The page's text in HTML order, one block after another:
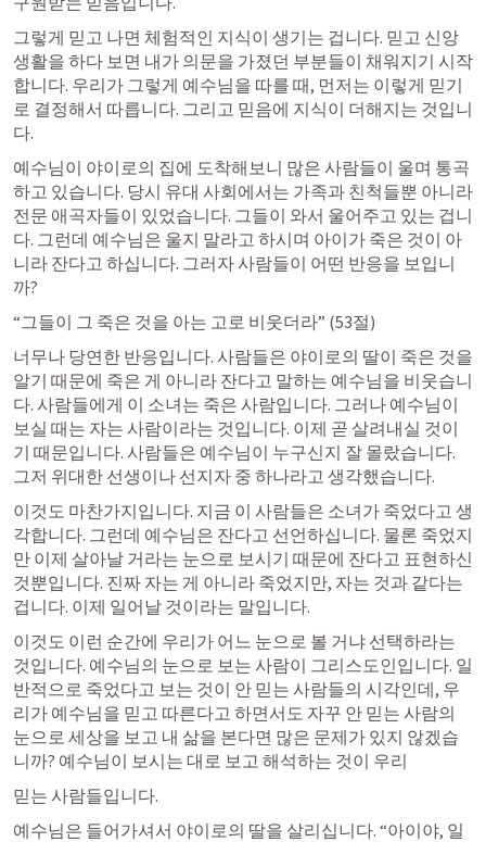
그렇게 믿고 나면 체험적인 지식이 생기는 겁니다. 믿고 신앙
생활을 하다 보면 내가 의문을 가졌던 부분들이 채워지기 시작
합니다. 우리가 그렇게 예수님을 따를 때, 먼저는 이렇게 믿기
로 결정해서 따릅니다. 그리고 믿음에 지식이 더해지는 것입니
다.
예수님이 야이로의 집에 도착해보니 많은 사람들이 울며 통곡
하고 있습니다. 당시 유대 사회에서는 가족과 친척들뿐 아니라
전문 애곡자들이 있었습니다. 그들이 와서 울어주고 있는 겁니
다. 그런데 예수님은 울지 말라고 하시며 아이가 죽은 것이 아
니라 잔다고 하십니다. 그러자 사람들이 어떤 반응을 보입니
까?
“그들이 그 죽은 것을 아는 고로 비웃더라” (53절)
너무나 당연한 반응입니다. 사람들은 야이로의 딸이 죽은 것을
알기 때문에 죽은 게 아니라 잔다고 말하는 예수님을 비웃습니
다. 사람들에게 이 소녀는 죽은 사람입니다. 그러나 예수님이
보실 때는 자는 사람이라는 것입니다. 이제 곧 살려내실 것이
기 때문입니다. 사람들은 예수님이 누구신지 잘 몰랐습니다.
그저 위대한 선생이나 선지자 중 하나라고 생각했습니다.
이것도 마찬가지입니다. 지금 이 사람들은 소녀가 죽었다고 생
각합니다. 그런데 예수님은 잔다고 선언하십니다. 물론 죽었지
만 이제 살아날 거라는 눈으로 보시기 때문에 잔다고 표현하신
것뿐입니다. 진짜 자는 게 아니라 죽었지만, 자는 것과 같다는
겁니다. 이제 일어날 것이라는 말입니다.
이것도 이런 순간에 우리가 어느 눈으로 볼 거냐 선택하라는
것입니다. 예수님의 눈으로 보는 사람이 그리스도인입니다. 일
반적으로 죽었다고 보는 것이 안 믿는 사람들의 시각인데, 우
리가 예수님을 믿고 따른다고 하면서도 자꾸 안 믿는 사람의
눈으로 세상을 보고 내 삶을 본다면 많은 문제가 있지 않겠습
니까? 예수님이 보시는 대로 보고 해석하는 것이 우리
믿는 사람들입니다.
예수님은 들어가셔서 야이로의 딸을 살리십니다. “아이야, 일